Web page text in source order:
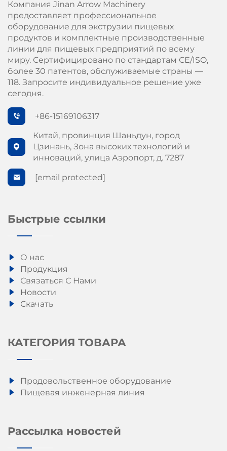
Компания Jinan Arrow Machinery
предоставляет профессиональное
оборудование для экструзии пищевых
продуктов и комплектные производственные
линии для пищевых предприятий по всему
миру. Сертифицировано по стандартам СЕ/ISO,
более 30 патентов, обслуживаемые страны —
118. Запросите индивидуальное решение уже
сегодня.
+86-15169106317
Китай, провинция Шаньдун, город
Цзинань, Зона высоких технологий и
инноваций, улица Аэропорт, д. 7287
[email protected]
Быстрые ссылки
О нас
Продукция
Связаться С Нами
Новости
Скачать
КАТЕГОРИЯ ТОВАРА
Продовольственное оборудование
Пищевая инженерная линия
Рассылка новостей